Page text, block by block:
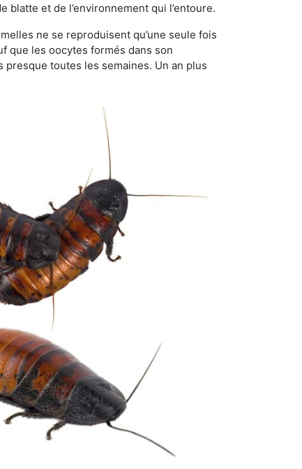
et de l’environnement qui l’entoure.
ne se reproduisent qu’une seule fois
que les oocytes formés dans son
toutes les semaines. Un an plus